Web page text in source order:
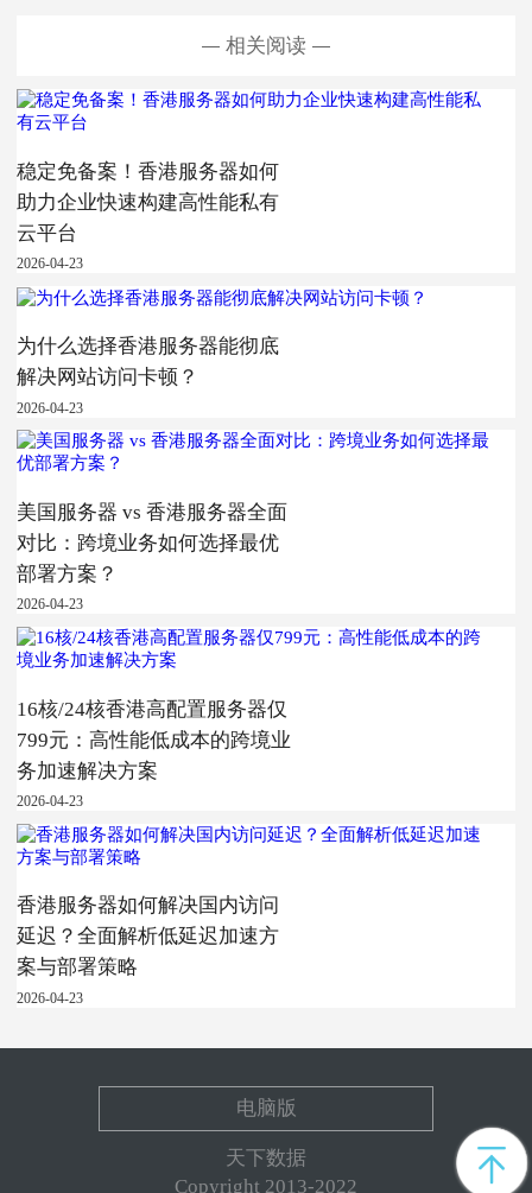
相关阅读
稳定免备案！香港服务器如何
助力企业快速构建高性能私有
云平台
2026-04-23
为什么选择香港服务器能彻底
解决网站访问卡顿？
2026-04-23
美国服务器 vs 香港服务器全面
对比：跨境业务如何选择最优
部署方案？
2026-04-23
16核/24核香港高配置服务器仅
799元：高性能低成本的跨境业
务加速解决方案
2026-04-23
香港服务器如何解决国内访问
延迟？全面解析低延迟加速方
案与部署策略
2026-04-23
电脑版
天下数据
Copyright 2013-2022